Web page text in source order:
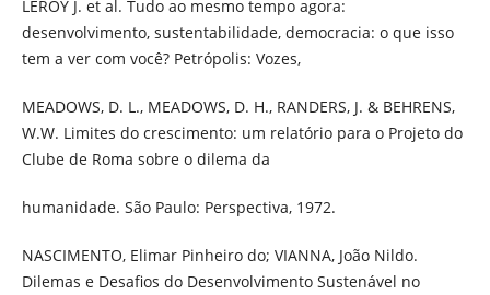
LEROY J. et al. Tudo ao mesmo tempo agora:
desenvolvimento, sustentabilidade, democracia: o que isso
tem a ver com você? Petrópolis: Vozes,
MEADOWS, D. L., MEADOWS, D. H., RANDERS, J. & BEHRENS,
W.W. Limites do crescimento: um relatório para o Projeto do
Clube de Roma sobre o dilema da
humanidade. São Paulo: Perspectiva, 1972.
NASCIMENTO, Elimar Pinheiro do; VIANNA, João Nildo.
Dilemas e Desafios do Desenvolvimento Sustenável no